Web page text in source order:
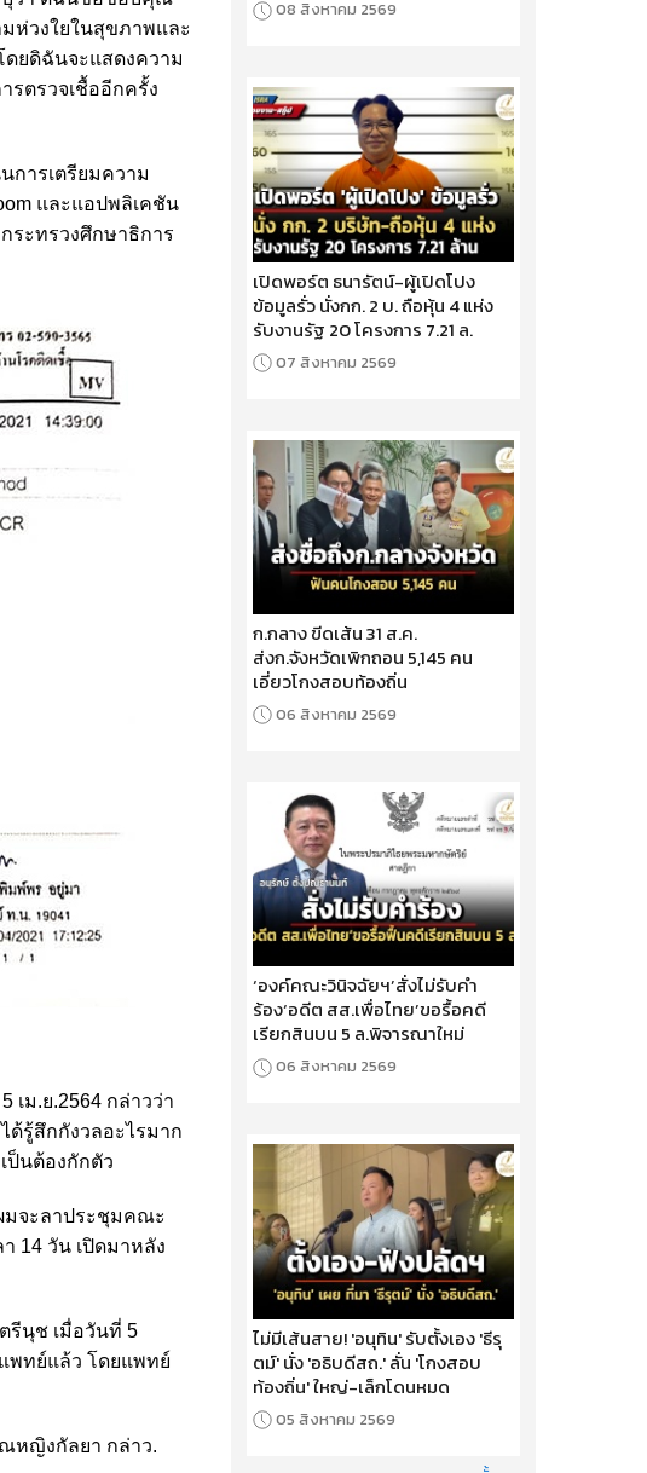
ห่วงใยในสุขภาพและ
ยดิฉันจะแสดงความ
รตรวจเชื้ออีกครั้ง
การเตรียมความ
และแอปพลิเคชัน
ระทรวงศึกษาธิการ
ม.ย.2564 กล่าวว่า
ด้รู้สึกกังวลอะไรมาก
ป็นต้องกักตัว
มจะลาประชุมคณะ
14 วัน เปิดมาหลัง
รีนุช เมื่อวันที่ 5
พทย์แล้ว โดยแพทย์
หญิงกัลยา กล่าว.
08 สิงหาคม 2569
เปิดพอร์ต ธนารัตน์-ผู้เปิดโปง
ข้อมูลรั่ว นั่งกก. 2 บ. ถือหุ้น 4 แห่ง
รับงานรัฐ 20 โครงการ 7.21 ล.
07 สิงหาคม 2569
ก.กลาง ขีดเส้น 31 ส.ค.
ส่งก.จังหวัดเพิกถอน 5,145 คน
เอี่ยวโกงสอบท้องถิ่น
06 สิงหาคม 2569
‘องค์คณะวินิจฉัยฯ’สั่งไม่รับคำ
ร้อง‘อดีต สส.เพื่อไทย’ขอรื้อคดี
เรียกสินบน 5 ล.พิจารณาใหม่
06 สิงหาคม 2569
ไม่มีเส้นสาย! 'อนุทิน' รับตั้งเอง 'ธีรุ
ตม์' นั่ง 'อธิบดีสถ.' ลั่น 'โกงสอบ
ท้องถิ่น' ใหญ่-เล็กโดนหมด
05 สิงหาคม 2569